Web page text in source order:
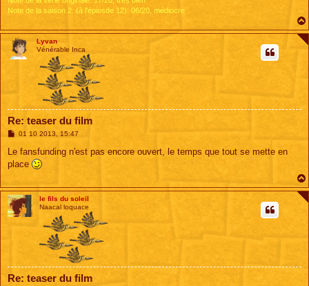
Note de la saison 2: (à l'épiosde 12): 06/20, médiocre
Lyvan
Vénérable Inca
Re: teaser du film
M
s
a
01 10 2013, 15:47
Le fansfunding n'est pas encore ouvert, le temps que tout se mette en
place
le fils du soleil
Naacal loquace
Re: teaser du film